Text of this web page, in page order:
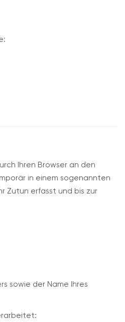
Ihren Browser an den
in einem sogenannten
Zutun erfasst und bis zur
sowie der Name Ihres